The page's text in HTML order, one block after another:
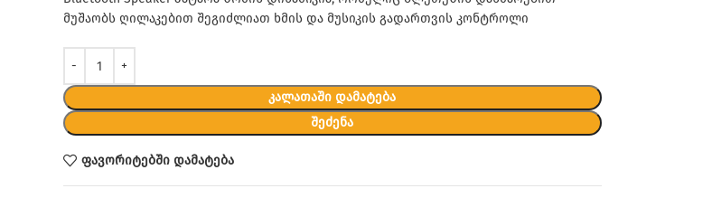
მუშაობს ღილაკებით შეგიძლიათ ხმის და მუსიკის გადართვის კონტროლი
ᲙᲐᲚᲐᲗᲐᲨᲘ ᲓᲐᲛᲐᲢᲔᲑᲐ
ᲨᲔᲫᲔᲜᲐ
ფავორიტებში დამატება